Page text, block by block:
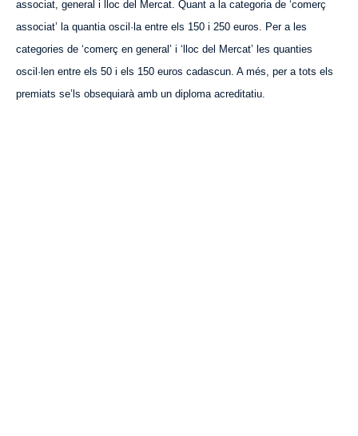
associat, general i lloc del Mercat. Quant a la categoria de ‘comerç
associat’ la quantia oscil·la entre els 150 i 250 euros. Per a les
categories de ‘comerç en general’ i ‘lloc del Mercat’ les quanties
oscil·len entre els 50 i els 150 euros cadascun. A més, per a tots els
premiats se’ls obsequiarà amb un diploma acreditatiu.